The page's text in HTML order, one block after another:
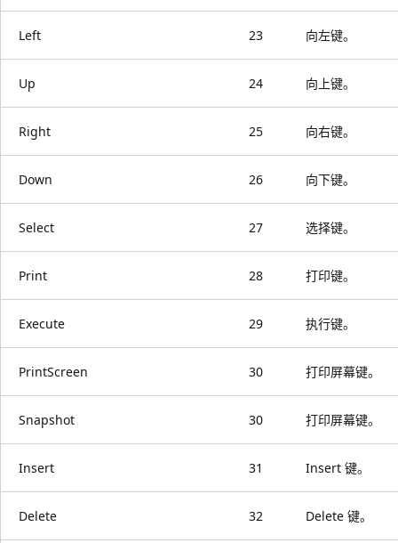
Left 23 向左键。
Up 24 向上键。
Right 25 向右键。
Down 26 向下键。
Select 27 选择键。
Print 28 打印键。
Execute 29 执行键。
PrintScreen 30 打印屏幕键。
Snapshot 30 打印屏幕键。
Insert 31 Insert 键。
Delete 32 Delete 键。